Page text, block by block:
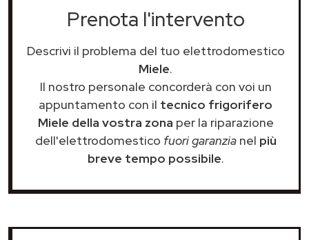
Prenota l'intervento
Descrivi il problema del tuo elettrodomestico
Miele.
Il nostro personale concorderà con voi un
appuntamento con il tecnico frigorifero
Miele della vostra zona per la riparazione
dell'elettrodomestico fuori garanzianel più
breve tempo possibile.